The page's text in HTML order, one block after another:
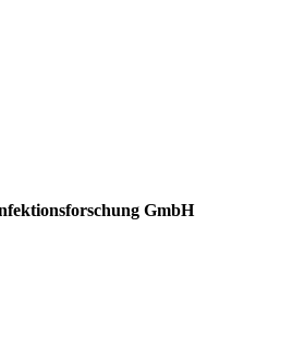
GmbH